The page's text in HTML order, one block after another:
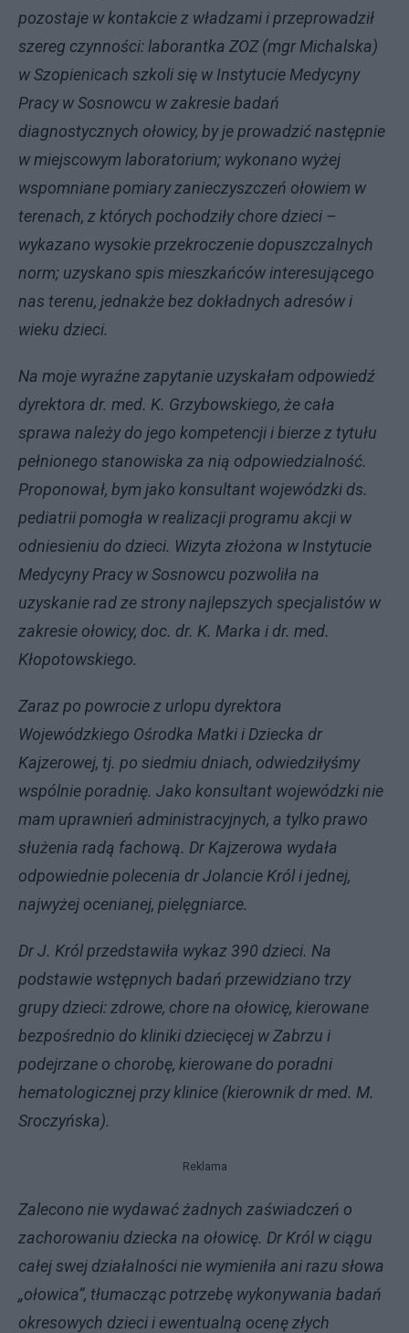
pozostaje w kontakcie z władzami i przeprowadził
szereg czynności: laborantka ZOZ (mgr Michalska)
w Szopienicach szkoli się w Instytucie Medycyny
Pracy w Sosnowcu w zakresie badań
diagnostycznych ołowicy, by je prowadzić następnie
w miejscowym laboratorium; wykonano wyżej
wspomniane pomiary zanieczyszczeń ołowiem w
terenach, z których pochodziły chore dzieci –
wykazano wysokie przekroczenie dopuszczalnych
norm; uzyskano spis mieszkańców interesującego
nas terenu, jednakże bez dokładnych adresów i
wieku dzieci.
Na moje wyraźne zapytanie uzyskałam odpowiedź
dyrektora dr. med. K. Grzybowskiego, że cała
sprawa należy do jego kompetencji i bierze z tytułu
pełnionego stanowiska za nią odpowiedzialność.
Proponował, bym jako konsultant wojewódzki ds.
pediatrii pomogła w realizacji programu akcji w
odniesieniu do dzieci. Wizyta złożona w Instytucie
Medycyny Pracy w Sosnowcu pozwoliła na
uzyskanie rad ze strony najlepszych specjalistów w
zakresie ołowicy, doc. dr. K. Marka i dr. med.
Kłopotowskiego.
Zaraz po powrocie z urlopu dyrektora
Wojewódzkiego Ośrodka Matki i Dziecka dr
Kajzerowej, tj. po siedmiu dniach, odwiedziłyśmy
wspólnie poradnię. Jako konsultant wojewódzki nie
mam uprawnień administracyjnych, a tylko prawo
służenia radą fachową. Dr Kajzerowa wydała
odpowiednie polecenia dr Jolancie Król i jednej,
najwyżej ocenianej, pielęgniarce.
Dr J. Król przedstawiła wykaz 390 dzieci. Na
podstawie wstępnych badań przewidziano trzy
grupy dzieci: zdrowe, chore na ołowicę, kierowane
bezpośrednio do kliniki dziecięcej w Zabrzu i
podejrzane o chorobę, kierowane do poradni
hematologicznej przy klinice (kierownik dr med. M.
Sroczyńska).
Reklama
Zalecono nie wydawać żadnych zaświadczeń o
zachorowaniu dziecka na ołowicę. Dr Król w ciągu
całej swej działalności nie wymieniła ani razu słowa
„ołowica”, tłumacząc potrzebę wykonywania badań
okresowych dzieci i ewentualną ocenę złych